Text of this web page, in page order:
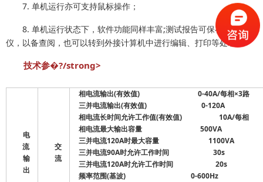
7. 单机运行亦可支持鼠标操作；
8. 单机运行状态下，软件功能同样丰富;测试报告可保存于测试
仪，以备查阅，也可以转到外接计算机中进行编辑、打印等处理。
技术参�?/strong>
电
流
输
出
交
流
相电流输出(有效值) 0-40A/每相×3路
三并电流输出(有效值) 0-120A
相电流长时间允许工作值(有效值) 10A/每相
相电流最大输出容量 500VA
三并电流120A时最大容量 1100VA
三并电流90A时允许工作时间 30s
三并电流120A时允许工作时间 20s
频率范围(基波) 0-600Hz